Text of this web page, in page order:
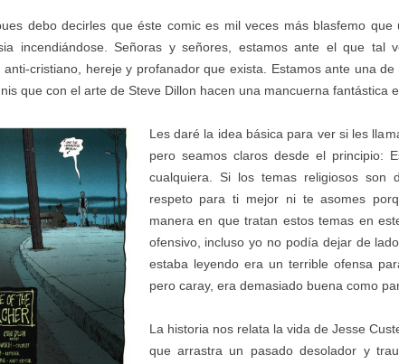
debo decirles que éste comic es mil veces más blasfemo que
incendiándose. Señoras y señores, estamos ante el que tal
anti-cristiano, hereje y profanador que exista. Estamos ante una
que con el arte de Steve Dillon hacen una mancuerna fantástica
Les daré la idea básica para ver si les
pero seamos claros desde el principio:
cualquiera. Si los temas religiosos son
respeto para ti mejor ni te asomes
manera en que tratan estos temas en
ofensivo, incluso yo no podía dejar de
estaba leyendo era un terrible ofensa
pero caray, era demasiado buena como
La historia nos relata la vida de Jesse
que arrastra un pasado desolador y